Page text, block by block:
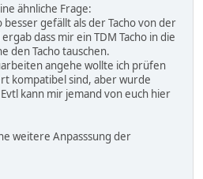
ähnliche Frage:
besser gefällt als der Tacho von der
dass mir ein TDM Tacho in die
den Tacho tauschen.
angehe wollte ich prüfen
kompatibel sind, aber wurde
kann mir jemand von euch hier
weitere Anpasssung der